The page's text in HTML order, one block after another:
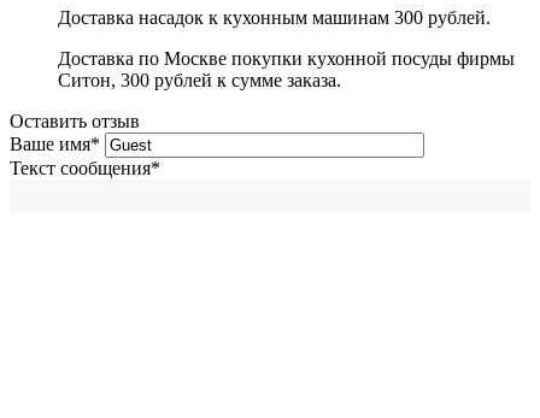
Доставка насадок к кухонным машинам 300 рублей.
Доставка по Москве покупки кухонной посуды фирмы
Ситон, 300 рублей к сумме заказа.
Оставить отзыв
Ваше имя*
Текст сообщения*